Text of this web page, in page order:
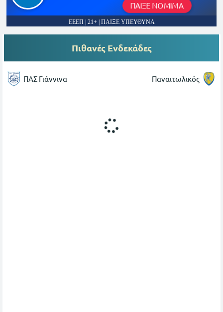
ΠΑΙΞΕ ΝΟΜΙΜΑ
ΕΕΕΠ | 21+ | ΠΑΙΞΕ ΥΠΕΥΘΥΝΑ
Πιθανές Ενδεκάδες
ΠΑΣ Γιάννινα Παναιτωλικός